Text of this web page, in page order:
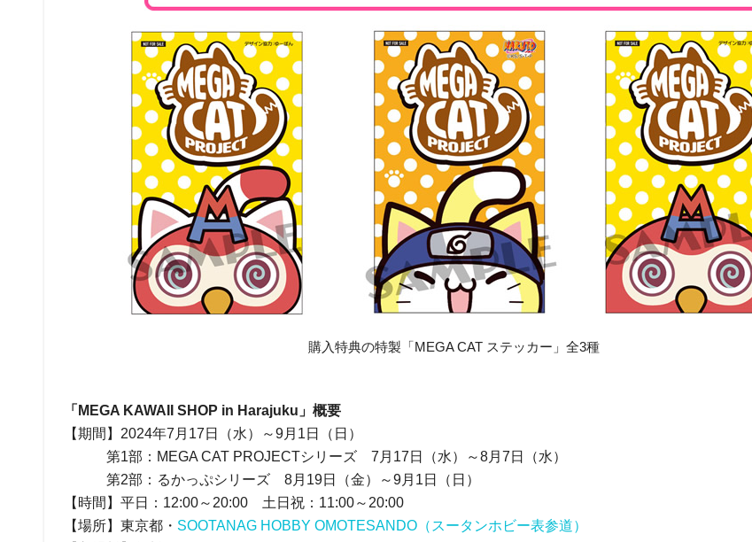
購入特典の特製「MEGA CAT ステッカー」全3種
「MEGA KAWAII SHOP in Harajuku」概要
【期間】2024年7月17日（水）～9月1日（日）
第1部：MEGA CAT PROJECTシリーズ 7月17日（水）～8月7日（水）
第2部：るかっぷシリーズ 8月19日（金）～9月1日（日）
【時間】平日：12:00～20:00 土日祝：11:00～20:00
【場所】東京都・ SOOTANAG HOBBY OMOTESANDO（スータンホビー表参道）